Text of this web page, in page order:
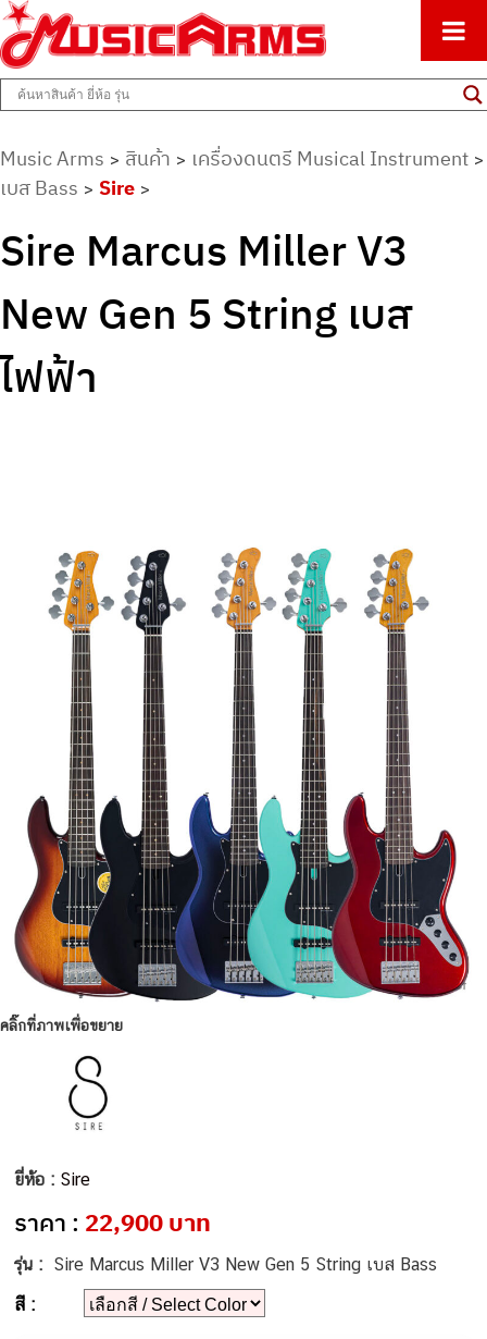
Music Arms
ศูนย์รวมครื่องดนตรีทุกชนิด ตั้งแต่เริ่มต้นถึงมืออาชีพ
Music Arms > สินค้า > เครื่องดนตรี Musical Instrument >
เบส Bass > Sire >
Sire Marcus Miller V3
New Gen 5 String เบส
ไฟฟ้า
คลิ๊กที่ภาพเพื่อขยาย
ยี่ห้อ : Sire
ราคา : 22,900 บาท
รุ่น : Sire Marcus Miller V3 New Gen 5 String เบส Bass
สี :